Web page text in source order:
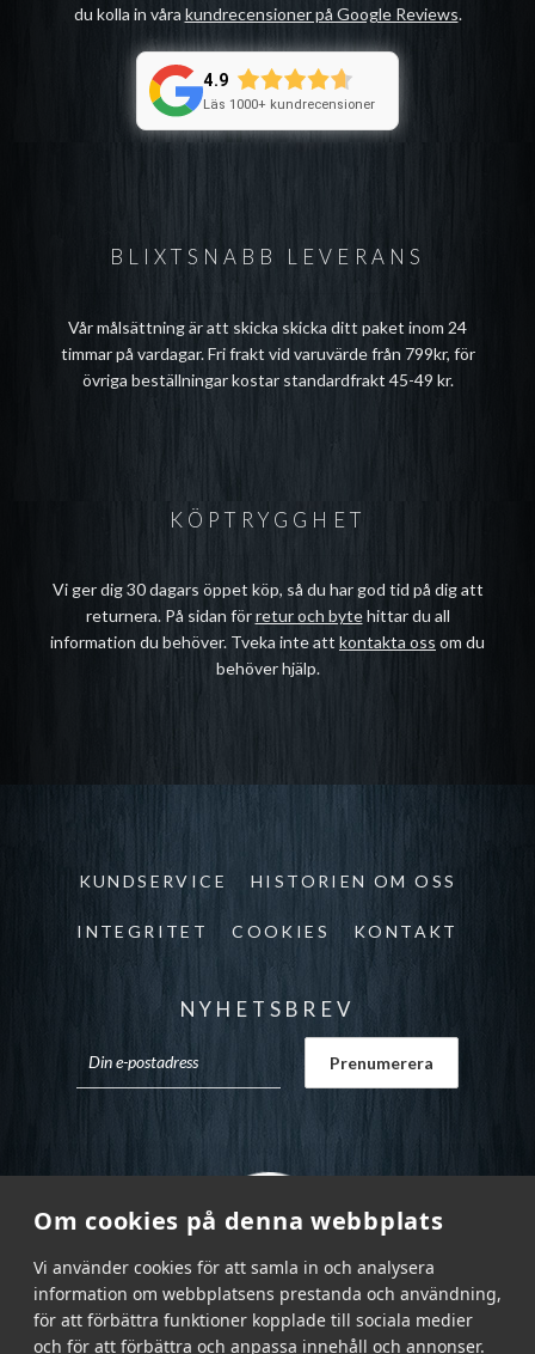
Om cookies på denna webbplats
Vi använder cookies för att samla in och analysera
information om webbplatsens prestanda och användning,
för att förbättra funktioner kopplade till sociala medier
och för att förbättra och anpassa innehåll och annonser.
BLIXTSNABB LEVERANS
Vår målsättning är att skicka skicka ditt paket inom 24
timmar på vardagar. Fri frakt vid varuvärde från 799kr, för
övriga beställningar kostar standardfrakt 45-49 kr.
du kolla in våra kundrecensioner på Google Reviews.
4.9
Läs 1000+ kundrecensioner
KÖPTRYGGHET
Vi ger dig 30 dagars öppet köp, så du har god tid på dig att
returnera. På sidan förretur och bytehittar du all
information du behöver. Tveka inte att kontakta oss om du
behöver hjälp.
KUNDSERVICE HISTORIEN OM OSS
INTEGRITET COOKIES KONTAKT
NYHETSBREV